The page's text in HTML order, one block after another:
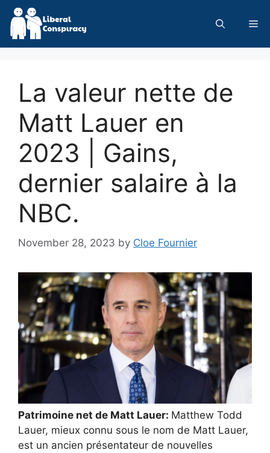
Skip
content
La valeur nette de
Matt Lauer en
2023 | Gains,
dernier salaire à la
NBC.
November 28, 2023 by Cloe Fournier
Patrimoine net de Matt Lauer: Matthew Todd
Lauer, mieux connu sous le nom de Matt Lauer,
est un ancien présentateur de nouvelles